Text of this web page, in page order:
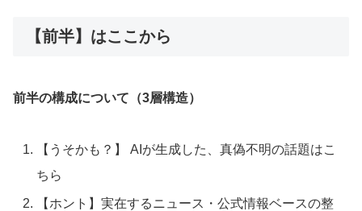
【前半】はここから
前半の構成について（3層構造）
【うそかも？】 AIが生成した、真偽不明の話題はこ
ちら
【ホント】実在するニュース・公式情報ベースの整